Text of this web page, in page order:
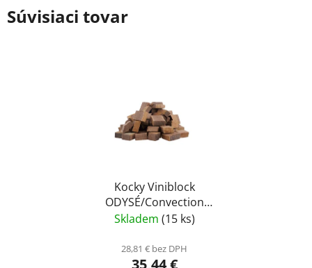
Súvisiaci tovar
Kocky Viniblock
ODYSÉ/Convection
Acacia light toast, 1 kg
Skladem (15 ks)
28,81 € bez DPH